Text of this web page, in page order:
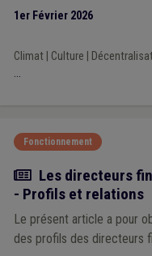
1er Février 2026
Climat| Culture
...
Fonctionnement
Article
Les directeurs
- Profils et relations
Le présent article a pour
des profils des directeurs